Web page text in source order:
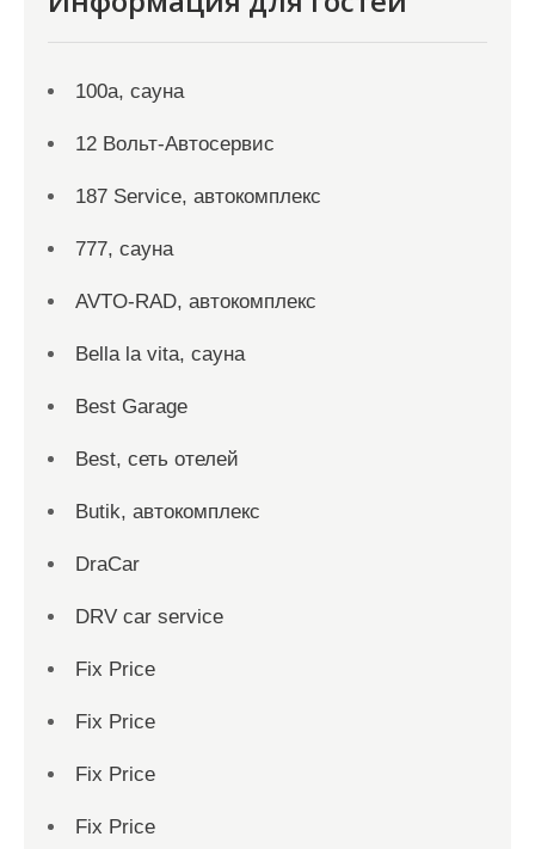
100а, сауна
12 Вольт-Автосервис
187 Service, автокомплекс
777, сауна
AVTO-RAD, автокомплекс
Bella la vita, сауна
Best Garage
Best, сеть отелей
Butik, автокомплекс
DraCar
DRV car service
Fix Price
Fix Price
Fix Price
Fix Price